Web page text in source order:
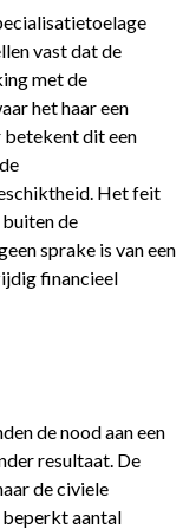
vast dat de
met de
het haar een
betekent dit een
Het feit
de
sprake is van een
financieel
de nood aan een
resultaat. De
de civiele
beperkt aantal